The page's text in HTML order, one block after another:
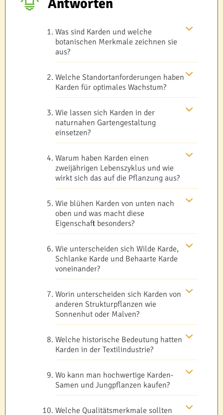
Antworten
Was sind Karden und welche
botanischen Merkmale zeichnen sie
aus?
Welche Standortanforderungen haben
Karden für optimales Wachstum?
Wie lassen sich Karden in der
naturnahen Gartengestaltung
einsetzen?
Warum haben Karden einen
zweijährigen Lebenszyklus und wie
wirkt sich das auf die Pflanzung aus?
Wie blühen Karden von unten nach
oben und was macht diese
Eigenschaft besonders?
Wie unterscheiden sich Wilde Karde,
Schlanke Karde und Behaarte Karde
voneinander?
Worin unterscheiden sich Karden von
anderen Strukturpflanzen wie
Sonnenhut oder Malven?
Welche historische Bedeutung hatten
Karden in der Textilindustrie?
Wo kann man hochwertige Karden-
Samen und Jungpflanzen kaufen?
Welche Qualitätsmerkmale sollten